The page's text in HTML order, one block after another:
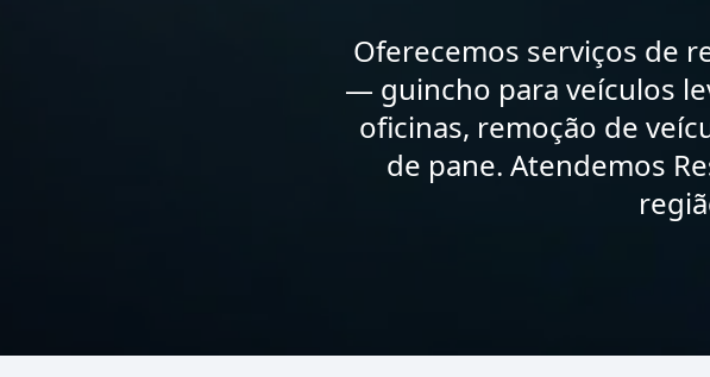
Oferecemos serviços de
— guincho para veículos
oficinas, remoção de
de pane. Atendemos